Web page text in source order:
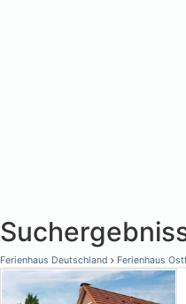
Ferienhaus Deutschland Ferienhaus